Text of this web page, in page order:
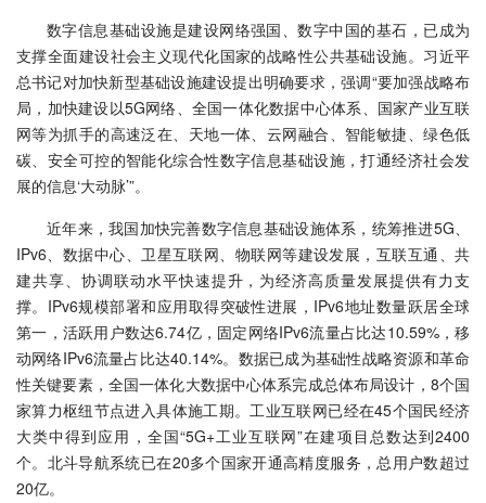
数字信息基础设施是建设网络强国、数字中国的基石，已成为
支撑全面建设社会主义现代化国家的战略性公共基础设施。习近平
总书记对加快新型基础设施建设提出明确要求，强调“要加强战略布
局，加快建设以5G网络、全国一体化数据中心体系、国家产业互联
网等为抓手的高速泛在、天地一体、云网融合、智能敏捷、绿色低
碳、安全可控的智能化综合性数字信息基础设施，打通经济社会发
展的信息‘大动脉’”。
近年来，我国加快完善数字信息基础设施体系，统筹推进5G、
IPv6、数据中心、卫星互联网、物联网等建设发展，互联互通、共
建共享、协调联动水平快速提升，为经济高质量发展提供有力支
撑。IPv6规模部署和应用取得突破性进展，IPv6地址数量跃居全球
第一，活跃用户数达6.74亿，固定网络IPv6流量占比达10.59%，移
动网络IPv6流量占比达40.14%。数据已成为基础性战略资源和革命
性关键要素，全国一体化大数据中心体系完成总体布局设计，8个国
家算力枢纽节点进入具体施工期。工业互联网已经在45个国民经济
大类中得到应用，全国“5G+工业互联网”在建项目总数达到2400
个。北斗导航系统已在20多个国家开通高精度服务，总用户数超过
20亿。